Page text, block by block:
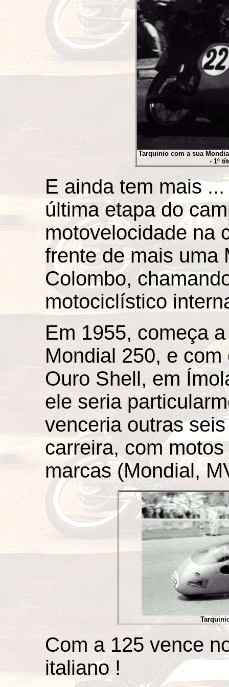
Tarquinio com a sua
- 1º
E ainda tem mais
última etapa do
motovelocidade na
frente de mais uma
Colombo,
motociclístico
Em 1955, começa
Mondial 250, e
Ouro Shell, em
ele seria
venceria outras
carreira, com
marcas (Mondial,
Com a 125 vence
italiano !